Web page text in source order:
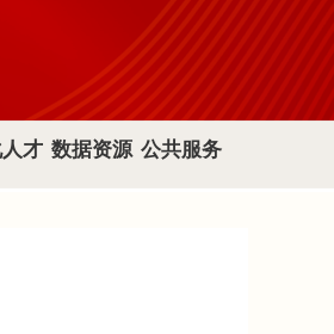
才 数据资源 公共服务